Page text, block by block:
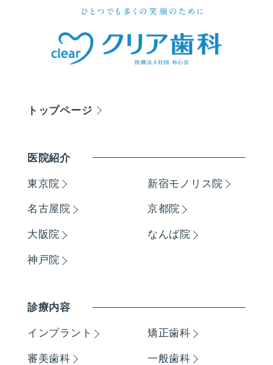
トップページ
医院紹介
東京院 新宿モノリス院
名古屋院 京都院
大阪院 なんば院
神戸院
診療内容
インプラント 矯正歯科
審美歯科 一般歯科